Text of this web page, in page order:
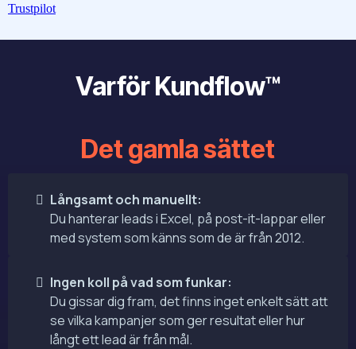
Trustpilot
Varför Kundflow™
Det gamla sättet
Långsamt och manuellt:
Du hanterar leads i Excel, på post-it-lappar eller
med system som känns som de är från 2012.
Ingen koll på vad som funkar:
Du gissar dig fram, det finns inget enkelt sätt att
se vilka kampanjer som ger resultat eller hur
långt ett lead är från mål.